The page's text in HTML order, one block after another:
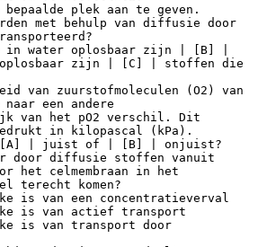
bepaalde plek aan te geven.
met behulp van diffusie door
water oplosbaar zijn | [B] |
zijn | [C] | stoffen die
van zuurstofmoleculen (O2) van
een andere
van het pO2 verschil. Dit
in kilopascal (kPa).
| [A] | juist of | [B] | onjuist?
er door diffusie stoffen vanuit
het celmembraan in het
terecht komen?
is van een concentratieverval
is van actief transport
is van transport door